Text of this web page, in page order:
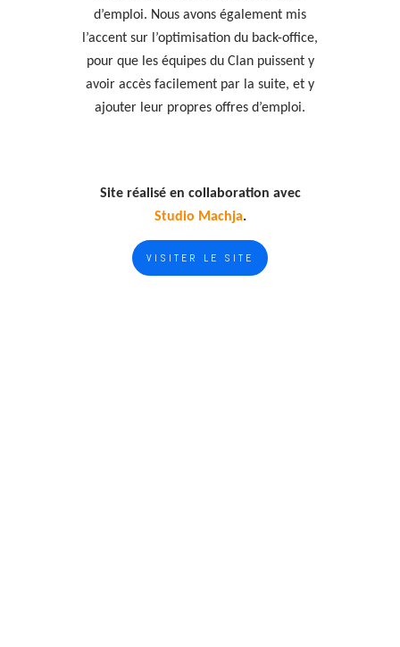
d’emploi. Nous avons également mis
l’accent sur l’optimisation du back-office,
pour que les équipes du Clan puissent y
avoir accès facilement par la suite, et y
ajouter leur propres offres d’emploi.
Site réalisé en collaboration avec
Studio Machja.
VISITER LE SITE